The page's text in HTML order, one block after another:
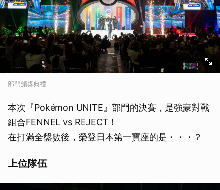
部門頒獎典禮
本次『Pokémon UNITE』部門的決賽，是強豪對戰
組合FENNEL vs REJECT！
在打滿全盤數後，榮登日本第一寶座的是・・・？
上位隊伍